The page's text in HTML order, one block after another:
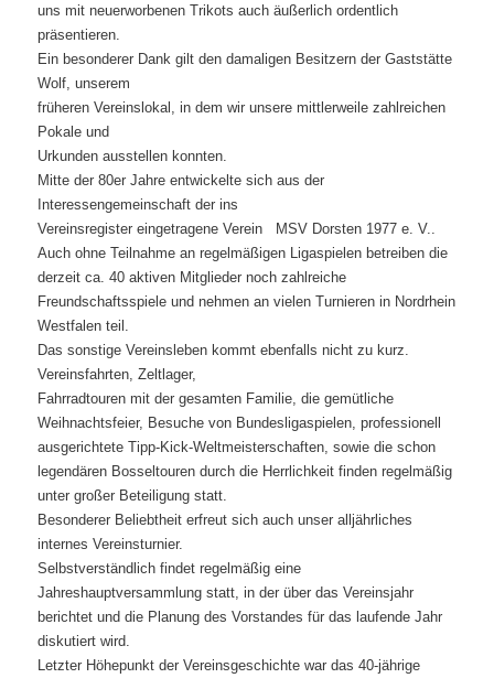
uns mit neuerworbenen Trikots auch äußerlich ordentlich
präsentieren.
Ein besonderer Dank gilt den damaligen Besitzern der Gaststätte
Wolf, unserem
früheren Vereinslokal, in dem wir unsere mittlerweile zahlreichen
Pokale und
Urkunden ausstellen konnten.
Mitte der 80er Jahre entwickelte sich aus der
Interessengemeinschaft der ins
Vereinsregister eingetragene Verein MSV Dorsten 1977 e. V..
Auch ohne Teilnahme an regelmäßigen Ligaspielen betreiben die
derzeit ca. 40 aktiven Mitglieder noch zahlreiche
Freundschaftsspiele und nehmen an vielen Turnieren in Nordrhein
Westfalen teil.
Das sonstige Vereinsleben kommt ebenfalls nicht zu kurz.
Vereinsfahrten, Zeltlager,
Fahrradtouren mit der gesamten Familie, die gemütliche
Weihnachtsfeier, Besuche von Bundesligaspielen, professionell
ausgerichtete Tipp-Kick-Weltmeisterschaften, sowie die schon
legendären Bosseltouren durch die Herrlichkeit finden regelmäßig
unter großer Beteiligung statt.
Besonderer Beliebtheit erfreut sich auch unser alljährliches
internes Vereinsturnier.
Selbstverständlich findet regelmäßig eine
Jahreshauptversammlung statt, in der über das Vereinsjahr
berichtet und die Planung des Vorstandes für das laufende Jahr
diskutiert wird.
Letzter Höhepunkt der Vereinsgeschichte war das 40-jährige